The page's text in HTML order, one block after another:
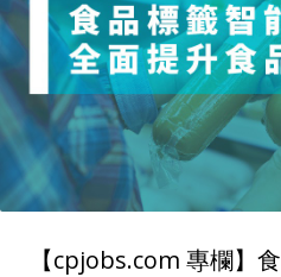
【cpjobs.com 專欄】